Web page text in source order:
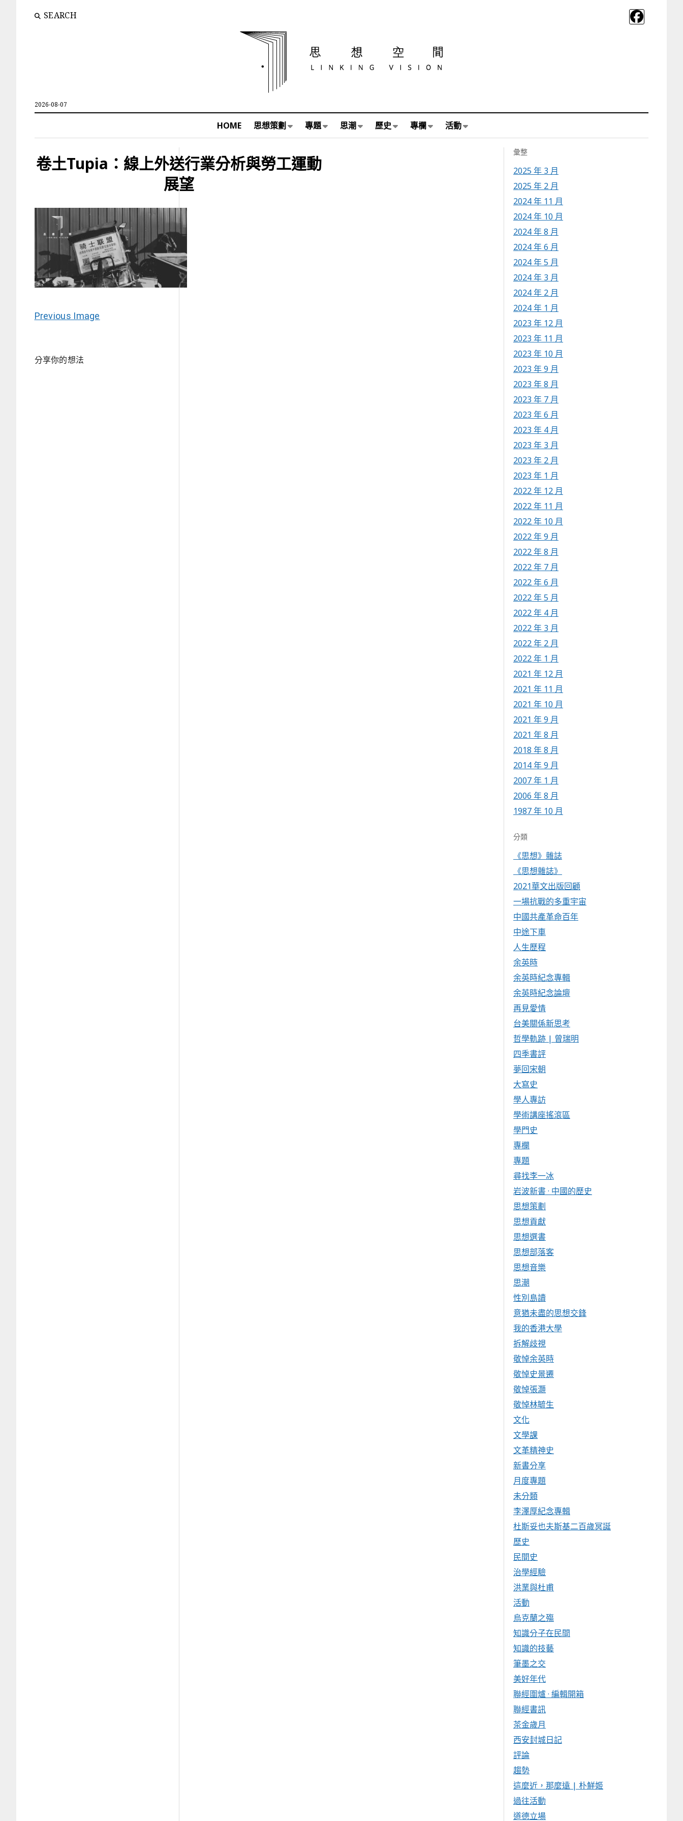
SEARCH
2026-08-07
HOME 思想策劃 專題 思潮 歷史 專欄 活動
卷土Tupia：線上外送行業分析與勞工運動
展望
Previous Image
分享你的想法
彙整
2025 年 3 月
2025 年 2 月
2024 年 11 月
2024 年 10 月
2024 年 8 月
2024 年 6 月
2024 年 5 月
2024 年 3 月
2024 年 2 月
2024 年 1 月
2023 年 12 月
2023 年 11 月
2023 年 10 月
2023 年 9 月
2023 年 8 月
2023 年 7 月
2023 年 6 月
2023 年 4 月
2023 年 3 月
2023 年 2 月
2023 年 1 月
2022 年 12 月
2022 年 11 月
2022 年 10 月
2022 年 9 月
2022 年 8 月
2022 年 7 月
2022 年 6 月
2022 年 5 月
2022 年 4 月
2022 年 3 月
2022 年 2 月
2022 年 1 月
2021 年 12 月
2021 年 11 月
2021 年 10 月
2021 年 9 月
2021 年 8 月
2018 年 8 月
2014 年 9 月
2007 年 1 月
2006 年 8 月
1987 年 10 月
分類
《思想》雜誌
《思想雜誌》
2021華文出版回顧
一場抗戰的多重宇宙
中國共產革命百年
中途下車
人生歷程
余英時
余英時紀念專輯
余英時紀念論壇
再見愛情
台美關係新思考
哲學軌跡 | 曾瑞明
四季書評
夢回宋朝
大寫史
學人專訪
學術講座搖滾區
學門史
專欄
專題
尋找李一冰
岩波新書 · 中國的歷史
思想策劃
思想貢獻
思想選書
思想部落客
思想音樂
思潮
性別島讀
意猶未盡的思想交鋒
我的香港大學
拆解歧視
敬悼余英時
敬悼史景遷
敬悼張灝
敬悼林毓生
文化
文學課
文革精神史
新書分享
月度專題
未分類
李澤厚紀念專輯
杜斯妥也夫斯基二百歲冥誕
歷史
民間史
治學經驗
洪業與杜甫
活動
烏克蘭之殤
知識分子在民間
知識的技藝
筆墨之交
美好年代
聯經圍爐 · 編輯開箱
聯經書訊
茶金歲月
西安封城日記
評論
趨勢
這麼近，那麼遠 | 朴鮮姬
過往活動
道德立場